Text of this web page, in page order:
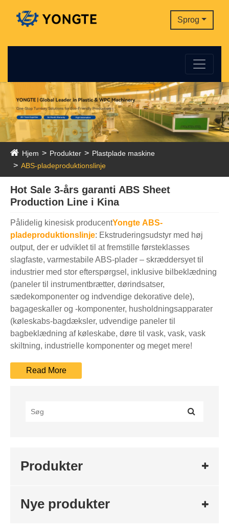
Sprog
Hjem Produkter
Plastplade maskine
ABS-pladeproduktionslinje
Hot Sale 3-års garanti ABS Sheet
Production Line i Kina
Pålidelig kinesisk producentYongte ABS-
pladeproduktionslinje: Ekstruderingsudstyr med høj
output, der er udviklet til at fremstille førsteklasses
slagfaste, varmestabile ABS-plader – skræddersyet til
industrier med stor efterspørgsel, inklusive bilbeklædning
(paneler til instrumentbrætter, dørindsatser,
sædekomponenter og indvendige dekorative dele),
bagageskaller og -komponenter, husholdningsapparater
(køleskabs-bagdæksler, udvendige paneler til
bagbeklædning af køleskabe, døre til vask, vask, vask
skiltning, industrielle komponenter og meget mere!
Produkter
Nye produkter